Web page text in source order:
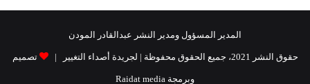
المدير المسؤول ومدير النشر عبدالقادر المودن
حقوق النشر 2021، جميع الحقوق محفوظة | لجريدة أصداء التغيير | تصميم
وبرمجة Raidat media